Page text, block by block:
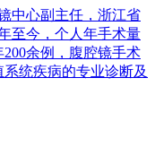
中心副主任，浙江省
至今，个人年手术量
余例，腹腔镜手术
统疾病的专业诊断及